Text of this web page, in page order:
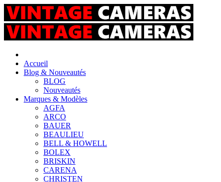
Accueil
Blog & Nouveautés
BLOG
Nouveautés
Marques & Modèles
AGFA
ARCO
BAUER
BEAULIEU
BELL & HOWELL
BOLEX
BRISKIN
CARENA
CHRISTEN